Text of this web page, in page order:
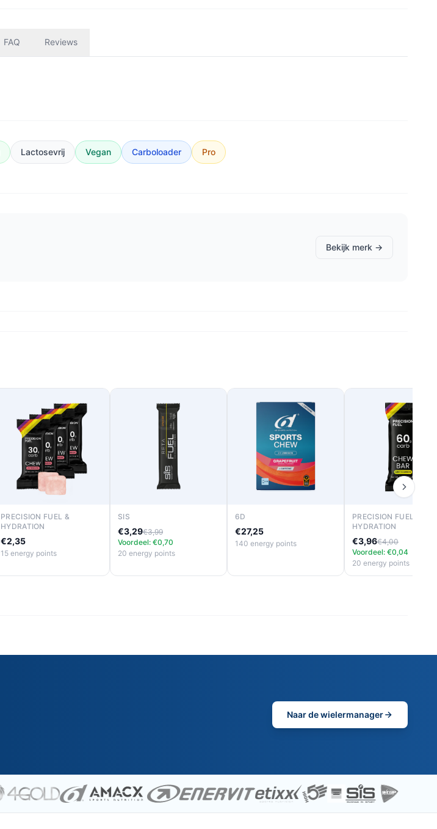
FAQ Reviews
Lactosevrij Vegan Carboloader Pro
Bekijk merk →
PRECISION FUEL &
HYDRATION
€2,35
15 energy points
SIS
€3,29€3,99
Voordeel: €0,70
20 energy points
6D
€27,25
140 energy points
PRECISION FUEL &
HYDRATION
€3,96€4,00
Voordeel: €0,04
20 energy points
Naar de wielermanager